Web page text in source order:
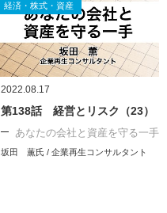
経済・株式・資産
2022.08.17
第138話 経営とリスク（23）
あなたの会社と資産を守る一手
坂田 薫氏 / 企業再生コンサルタント